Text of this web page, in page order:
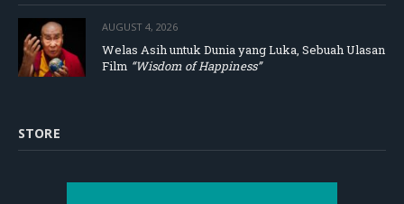
AUGUST 4, 2026
Welas Asih untuk Dunia yang Luka, Sebuah Ulasan
Film “Wisdom of Happiness”
STORE